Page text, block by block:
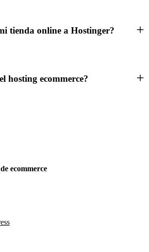
tienda online a Hostinger?
hosting ecommerce?
ecommerce